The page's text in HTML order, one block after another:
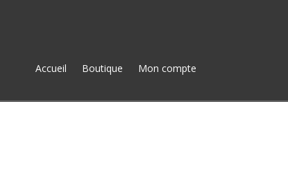
Accueil Boutique Mon compte